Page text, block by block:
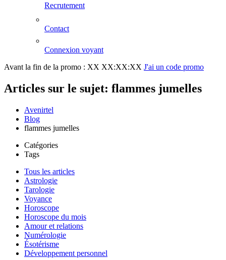
Recrutement
Contact
Connexion voyant
Avant la fin de la promo : XX XX:XX:XX J'ai un code promo
Articles sur le sujet: flammes jumelles
Avenirtel
Blog
flammes jumelles
Catégories
Tags
Tous les articles
Astrologie
Tarologie
Voyance
Horoscope
Horoscope du mois
Amour et relations
Numérologie
Ésotérisme
Développement personnel